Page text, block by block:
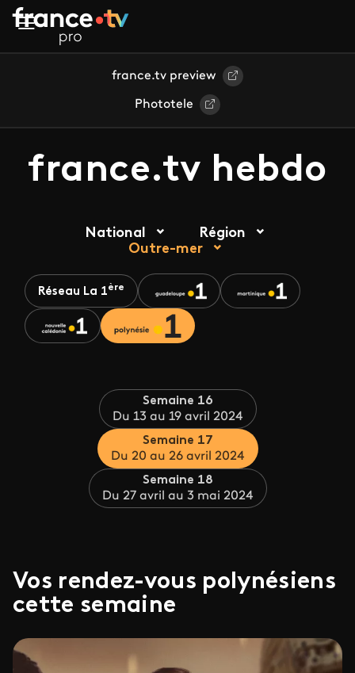
Aller au contenu principal
france.tv preview
Phototele
france.tv hebdo
National
Région
Outre-mer
Réseau La 1ère
Semaine 16
Du 13 au 19 avril 2024
Semaine 17
Du 20 au 26 avril 2024
Semaine 18
Du 27 avril au 3 mai 2024
Vos rendez-vous polynésiens
cette semaine